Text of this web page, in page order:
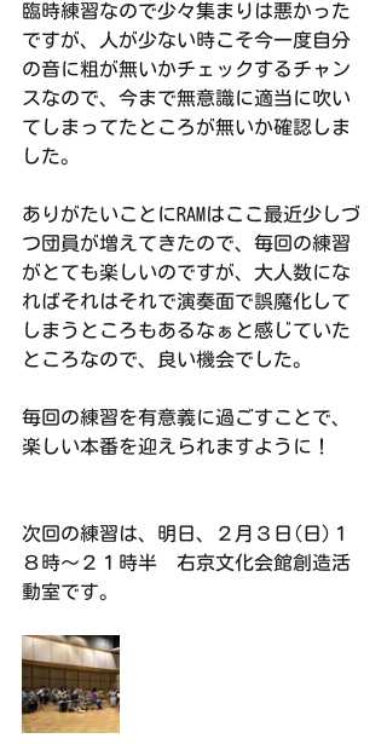
臨時練習なので少々集まりは悪かった
ですが、人が少ない時こそ今一度自分
の音に粗が無いかチェックするチャン
スなので、今まで無意識に適当に吹い
てしまってたところが無いか確認しま
した。
ありがたいことにRAMはここ最近少しづ
つ団員が増えてきたので、毎回の練習
がとても楽しいのですが、大人数にな
ればそれはそれで演奏面で誤魔化して
しまうところもあるなぁと感じていた
ところなので、良い機会でした。
毎回の練習を有意義に過ごすことで、
楽しい本番を迎えられますように！
次回の練習は、明日、２月３日(日)１
８時～２１時半  右京文化会館創造活
動室です。